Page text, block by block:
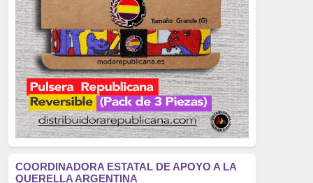
borbones
(2176)
Cultura
(2163)
Guerra
(1674)
genocidio
(1234)
mujer
(1070)
COORDINADORA ESTATAL DE APOYO A LA
QUERELLA ARGENTINA